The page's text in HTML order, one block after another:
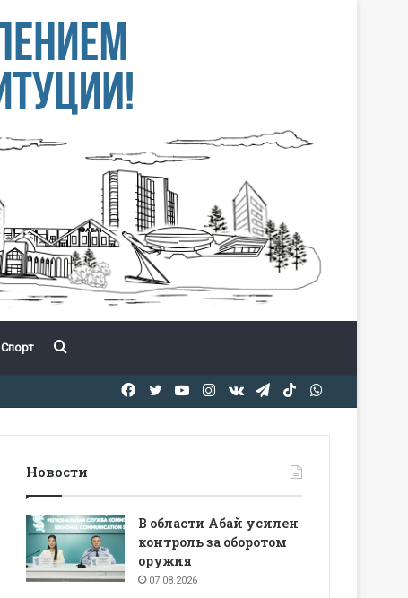
Спорт Іздеу
TikTok
Telegram
vk.com
Instagram
YouTube
Twitter
Facebook
Новости
В области Абай усилен
контроль за оборотом
оружия
07.08.2026